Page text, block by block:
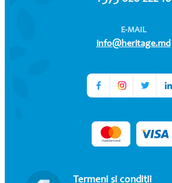
E-MAIL
info@heritage.md
Termeni și condiții